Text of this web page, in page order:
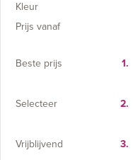
Kleur
Prijs vanaf
Beste prijs 1.
Selecteer 2.
Vrijblijvend 3.